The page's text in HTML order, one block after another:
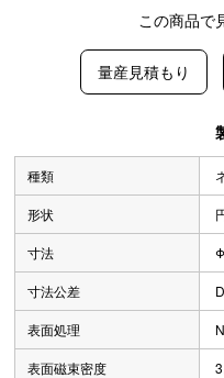
この商品で
量産見積もり
種類
形状
寸法
寸法公差
表面処理
表面磁束密度